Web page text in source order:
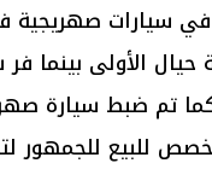
سيارات صهريجية
حيال الأولى بينما
كما تم ضبط سيارة
للبيع للجمهور